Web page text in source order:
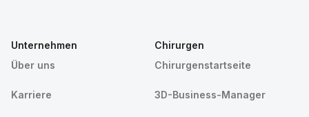
Unternehmen
Über uns
Karriere
Chirurgen
Chirurgenstartseite
3D-Business-Manager